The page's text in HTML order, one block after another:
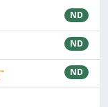
ND
ND
ND